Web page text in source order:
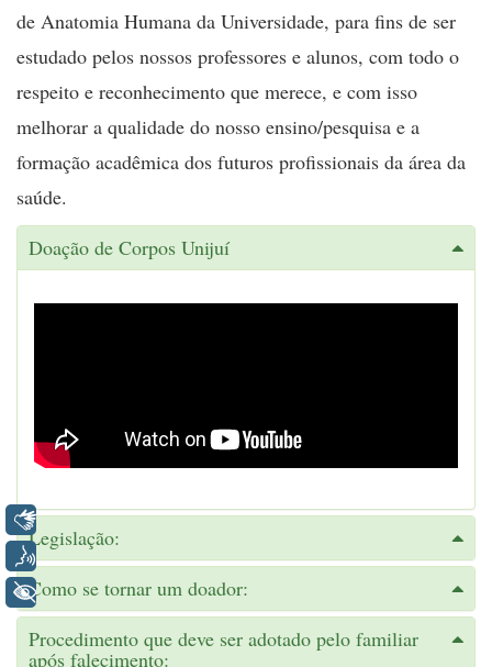
de Anatomia Humana da Universidade, para fins de ser
estudado pelos nossos professores e alunos, com todo o
respeito e reconhecimento que merece, e com isso
melhorar a qualidade do nosso ensino/pesquisa e a
formação acadêmica dos futuros profissionais da área da
saúde.
Doação de Corpos Unijuí
Legislação:
Como se tornar um doador:
Procedimento que deve ser adotado pelo familiar
após falecimento:
Libras
Voz
+ Acessibilidade